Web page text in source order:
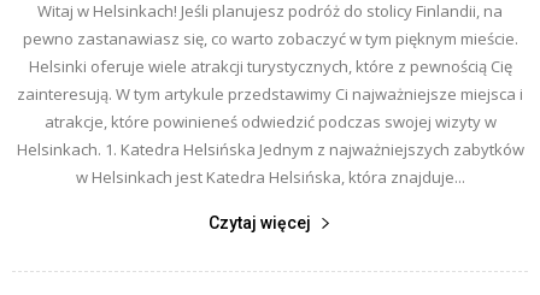
Witaj w Helsinkach! Jeśli planujesz podróż do stolicy Finlandii, na
pewno zastanawiasz się, co warto zobaczyć w tym pięknym mieście.
Helsinki oferuje wiele atrakcji turystycznych, które z pewnością Cię
zainteresują. W tym artykule przedstawimy Ci najważniejsze miejsca i
atrakcje, które powinieneś odwiedzić podczas swojej wizyty w
Helsinkach. 1. Katedra Helsińska Jednym z najważniejszych zabytków
w Helsinkach jest Katedra Helsińska, która znajduje...
Czytaj więcej